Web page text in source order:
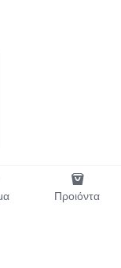
Προιόντα